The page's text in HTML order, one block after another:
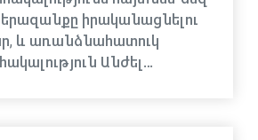
իրականացնելու
և առանձնահատուկ
Անժել…